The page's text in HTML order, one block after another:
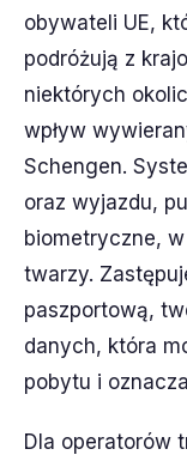
obywateli UE,
podróżują z
niektórych
wpływ
Schengen.
oraz wyjazdu,
biometryczne,
twarzy.
paszportową,
danych, która
pobytu i
Dla operatorów